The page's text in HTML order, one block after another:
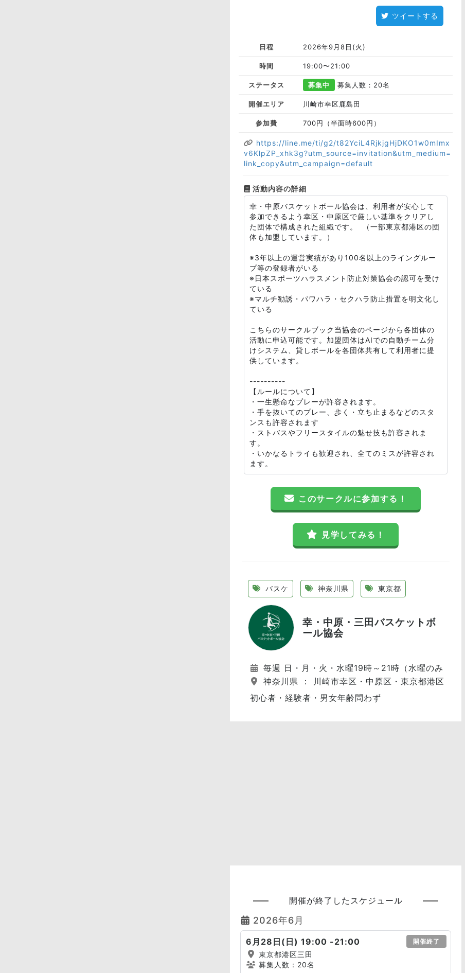
ツイートする
日程 2026年9月8日(火)
時間 19:00〜21:00
ステータス 募集中 募集人数：20名
開催エリア 川崎市幸区鹿島田
参加費 700円（半面時600円）
https://line.me/ti/g2/t82YciL4RjkjgHjDKO1w0mImx
v6KlpZP_xhk3g?utm_source=invitation&utm_medium=
link_copy&utm_campaign=default
活動内容の詳細
幸・中原バスケットボール協会は、利用者が安心して
参加できるよう幸区・中原区で厳しい基準をクリアし
た団体で構成された組織です。 （一部東京都港区の団
体も加盟しています。）
※3年以上の運営実績があり100名以上のライングルー
プ等の登録者がいる
※日本スポーツハラスメント防止対策協会の認可を受け
ている
※マルチ勧誘・パワハラ・セクハラ防止措置を明文化し
ている
こちらのサークルブック当協会のページから各団体の
活動に申込可能です。加盟団体はAIでの自動チーム分
けシステム、貸しボールを各団体共有して利用者に提
供しています。
----------
【ルールについて】
・一生懸命なプレーが許容されます。
・手を抜いてのプレー、歩く・立ち止まるなどのスタ
ンスも許容されます
・ストバスやフリースタイルの魅せ技も許容されま
す。
・いかなるトライも歓迎され、全てのミスが許容され
ます。
このサークルに参加する！
見学してみる！
バスケ 神奈川県 東京都
幸・中原・三田バスケットボ
ール協会
毎週 日・月・火・水曜19時～21時（水曜のみ隔週）
神奈川県 ： 川崎市幸区・中原区・東京都港区
初心者・経験者・男女年齢問わず
開催が終了したスケジュール
2026年6月
6月28日(日) 19:00 -21:00 開催終了
東京都港区三田
募集人数：20名